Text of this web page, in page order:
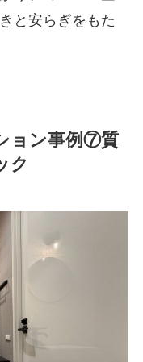
と安らぎをもた
ョン事例⑦質
ク